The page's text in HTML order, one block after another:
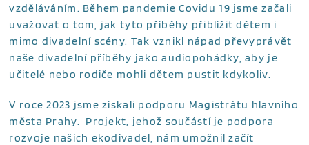
vzděláváním. Během pandemie Covidu 19 jsme začali
uvažovat o tom, jak tyto příběhy přiblížit dětem i
mimo divadelní scény. Tak vznikl nápad převyprávět
naše divadelní příběhy jako audiopohádky, aby je
učitelé nebo rodiče mohli dětem pustit kdykoliv.
V roce 2023 jsme získali podporu Magistrátu hlavního
města Prahy. Projekt, jehož součástí je podpora
rozvoje našich ekodivadel, nám umožnil začít